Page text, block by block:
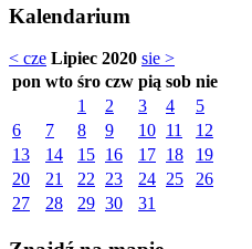
Kalendarium
< cze Lipiec 2020 sie >
pon wto śro czw pią sob nie
1
2 3 4
5
6
7 8 9 10 11
12
13
14 15 16 17 18
19
20
21 22 23 24 25
26
27
28 29 30 31